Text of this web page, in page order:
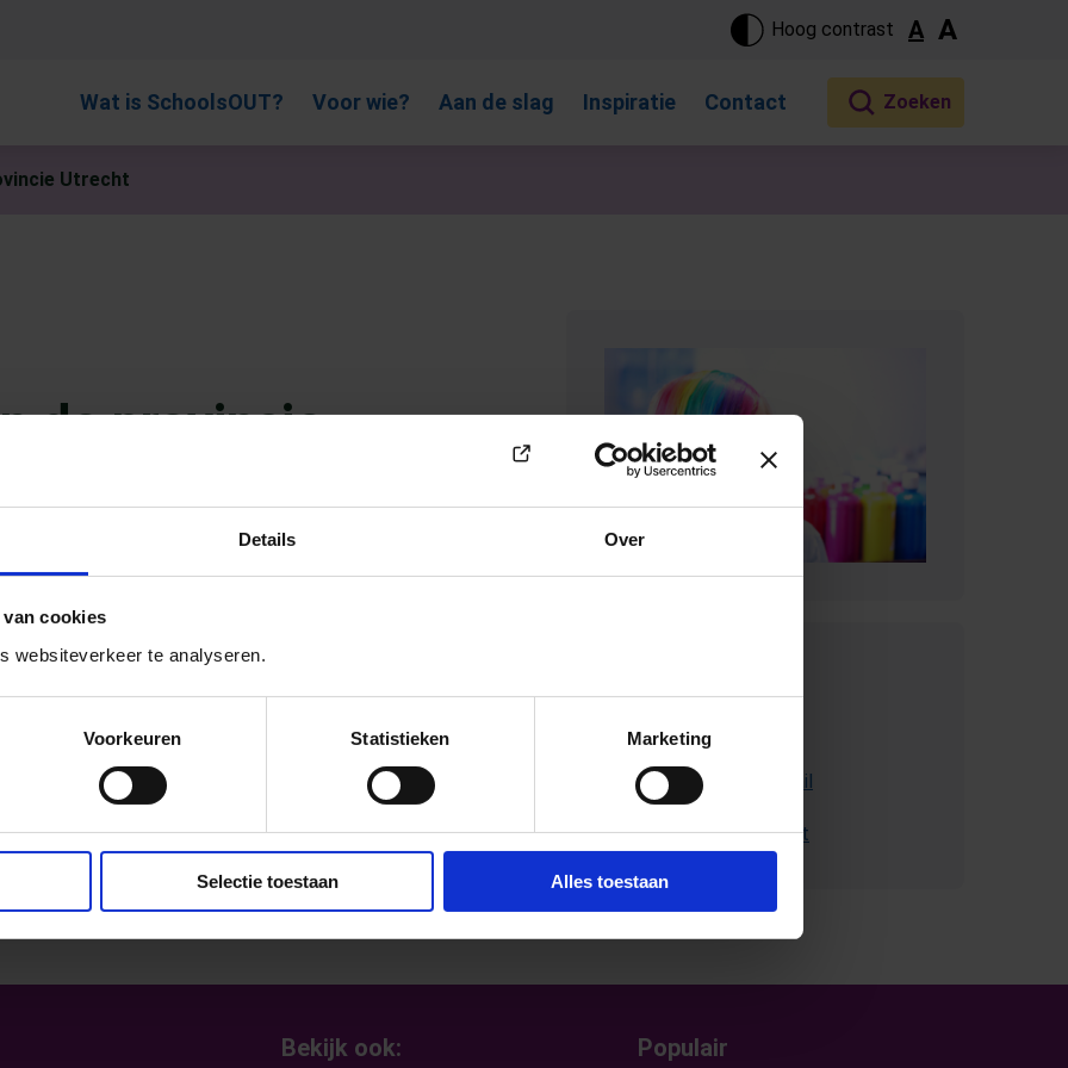
(Opent in een nieuw tabblad)
Details Over
cookies
websiteverkeer te analyseren.
Voorkeuren Statistieken Marketing
Selectie toestaan Alles toestaan
Hoog contrast A A
Wat is SchoolsOUT? Voor wie? Aan de slag Inspiratie Contact
de pijlen om omhoog en omlaag te gaan naar de gewenste pagina. Touch-apparaat gebruikers, bewegen door aanraking
Utrecht
de provincie
moois te doen. Zo liet de Provincie
rond seksuele en
Dat doen ze samen met de steden
aanpak als voorbeeld. En daar
nu gaan ook Utrechtse leerlingen de
ging met Movisie in gesprek over de pilot.
Stuur ons een e-mail
Bel met Schoolsout
Bekijk ook: Populair